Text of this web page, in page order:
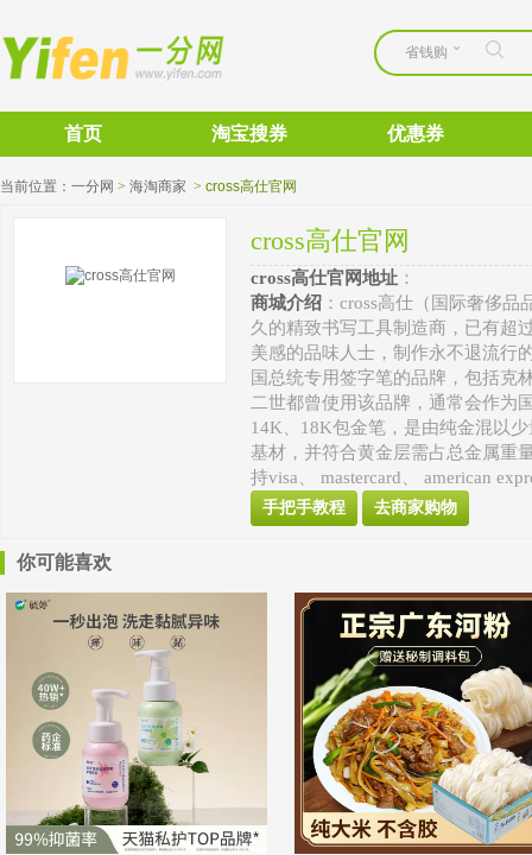
省钱购
首页 淘宝搜券 优惠券
当前位置： 一分网 > 海淘商家 > cross高仕官网
cross高仕官网
cross高仕官网地址 ：
商城介绍 ：cross高仕（国际奢侈
久的精致书写工具制造商，已有超
美感的品味人士，制作永不退流行
国总统专用签字笔的品牌，包括克
二世都曾使用该品牌，通常会作为
14K、18K包金笔，是由纯金混以
基材，并符合黄金层需占总金属重
持visa、 mastercard、 american
手把手教程 去商家购物
你可能喜欢